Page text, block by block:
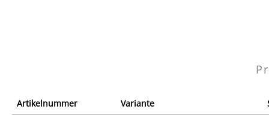
Artikelnummer Variante